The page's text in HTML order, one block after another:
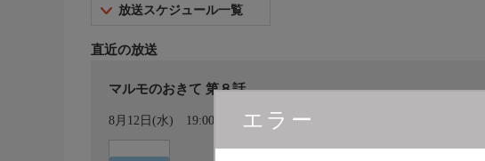
エラー
放送スケジュール一覧
直近の放送
マルモのおきて 第８話
8月12日(水) 19:00〜19:55 カレンダー登録